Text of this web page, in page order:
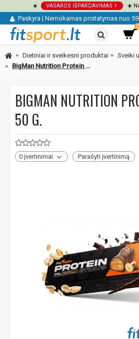
☀️ VASAROS IŠPARDAVIMAS ☀️
Paskyra | Nemokamas pristatymas nuo
0
Dietiniai ir sveikesni produktai
Sveiki
BigMan Nutrition Protein Sticks 50 g.
BIGMAN NUTRITION
50 G.
0 įvertinimai Parašyti įvertinimą